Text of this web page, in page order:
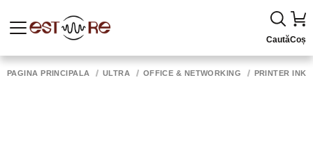
CautăCoș
PAGINA PRINCIPALĂ ULTRA OFFICE & NETWORKING PRINTER INK,